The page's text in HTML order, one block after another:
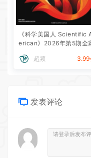
《科学美国人 Scientific
erican》2026年第5期全
超频
3.99
发表评论